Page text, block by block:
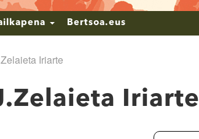
Bertsoa.eus
Iriarte
Iriarte